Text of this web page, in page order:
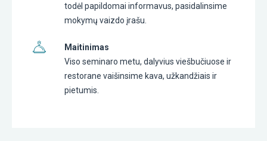
todėl papildomai informavus, pasidalinsime
mokymų vaizdo įrašu.
Maitinimas
Viso seminaro metu, dalyvius viešbučiuose ir
restorane vaišinsime kava, užkandžiais ir
pietumis.